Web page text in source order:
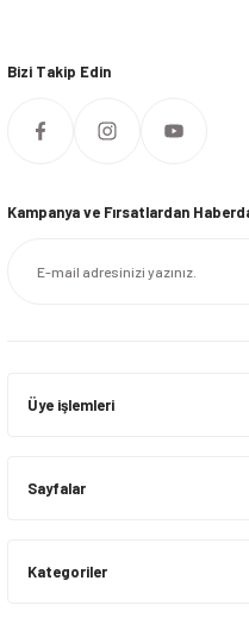
Bizi Takip Edin
Kampanya ve Fırsatlardan
Üye işlemleri
Sayfalar
Kategoriler